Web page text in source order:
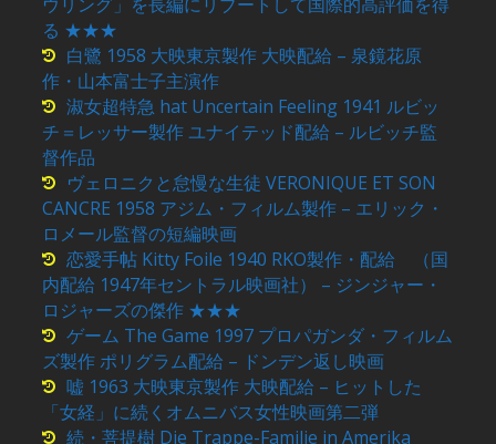
る ★★★
白鷺 1958 大映東京製作 大映配給 – 泉鏡花原
作・山本富士子主演作
淑女超特急 hat Uncertain Feeling 1941 ルビッ
チ＝レッサー製作 ユナイテッド配給 – ルビッチ監
督作品
ヴェロニクと怠慢な生徒 VERONIQUE ET SON
CANCRE 1958 アジム・フィルム製作 – エリック・
ロメール監督の短編映画
恋愛手帖 Kitty Foile 1940 RKO製作・配給 （国
内配給 1947年セントラル映画社） – ジンジャー・
ロジャーズの傑作 ★★★
ゲーム The Game 1997 プロパガンダ・フィルム
ズ製作 ポリグラム配給 – ドンデン返し映画
嘘 1963 大映東京製作 大映配給 – ヒットした
「女経」に続くオムニバス女性映画第二弾
続・菩提樹 Die Trappe-Familie in Amerika